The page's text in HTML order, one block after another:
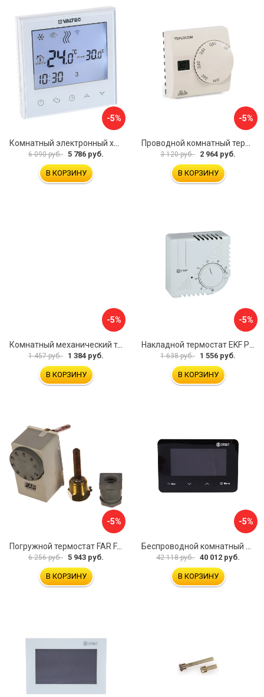
-5%
6 090 руб. 5 786 руб.
В КОРЗИНУ
-5%
3 120 руб. 2 964 руб.
В КОРЗИНУ
-5%
Комнатный механический термостат Uni-Fitt TA5 330I2000
1 457 руб. 1 384 руб.
В КОРЗИНУ
-5%
1 638 руб. 1 556 руб.
В КОРЗИНУ
-5%
Погружной термостат FAR FA 7950
6 256 руб. 5 943 руб.
В КОРЗИНУ
-5%
42 118 руб. 40 012 руб.
В КОРЗИНУ